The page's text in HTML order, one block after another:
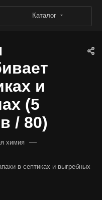
Каталог
и
(5
/ 80)
химия —
в септиках и выгребных